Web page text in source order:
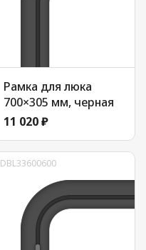
Рамка для люка
700×305 мм, черная
11 020 ₽
DBL33600600